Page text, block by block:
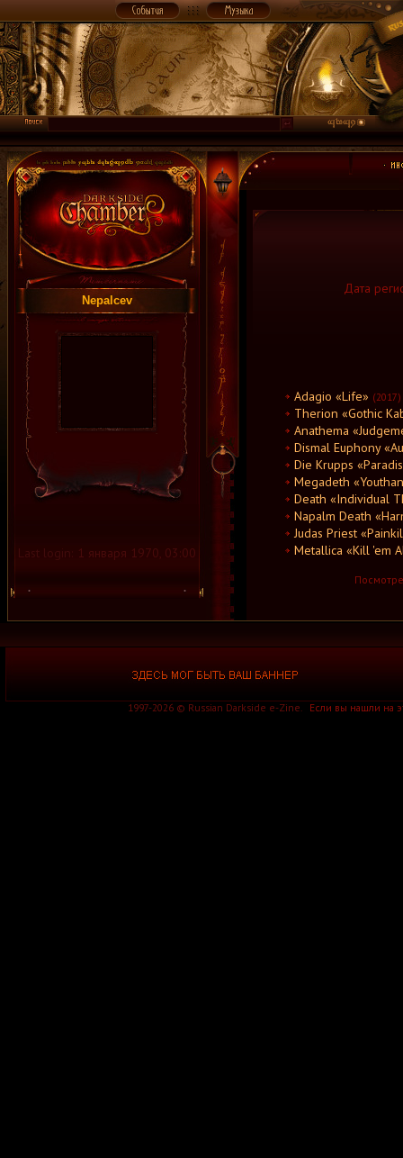
Nepalcev
Last login: 1 января 1970, 03:00
Дата
Adagio «Life» (2017)
Therion «Gothic
Anathema
Dismal Euphony
Die Krupps
Megadeth
Death «Individual
Napalm Death
Judas Priest
Metallica «Kill 'em
1997-2026 © Russian Darkside e-Zine. Если вы нашли на